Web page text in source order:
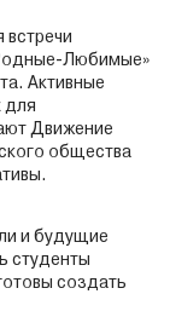
Любимые»
Активные
для
Движение
общества
и будущие
студенты
создать